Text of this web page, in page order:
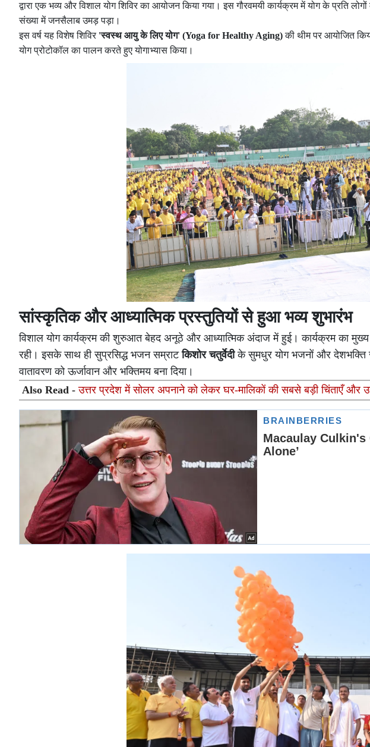
द्वारा एक भव्य और विशाल योग शिविर का आयोजन किया गया। इस गौरवमयी कार्यक्रम में योग के प्रति
संख्या में जनसैलाब उमड़ पड़ा।
इस वर्ष यह विशेष शिविर 'स्वस्थ आयु के लिए योग' (Yoga for Healthy Aging)की थीम पर आयोजित
योग प्रोटोकॉल का पालन करते हुए योगाभ्यास किया।
सांस्कृतिक और आध्यात्मिक प्रस्तुतियों से हुआ भव्य शुभारंभ
विशाल योग कार्यक्रम की शुरुआत बेहद अनूठे और आध्यात्मिक अंदाज में हुई। कार्यक्रम का
रही। इसके साथ ही सुप्रसिद्ध भजन सम्राटकिशोर चतुर्वेदीके सुमधुर योग भजनों और देशभक्ति
वातावरण को ऊर्जावान और भक्तिमय बना दिया।
Also Read -उत्तर प्रदेश में सोलर अपनाने को लेकर घर-मालिकों की सबसे बड़ी चिंताएँ और